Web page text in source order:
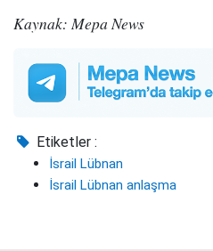
Kaynak: Mepa News
Etiketler :
İsrail Lübnan
İsrail Lübnan anlaşma